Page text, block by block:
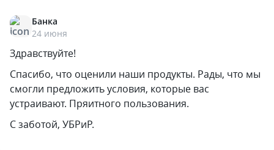
Банка
24 июня
Здравствуйте!
Спасибо, что оценили наши продукты. Рады, что мы
смогли предложить условия, которые вас
устраивают. Пряитного пользования.
С заботой, УБРиР.